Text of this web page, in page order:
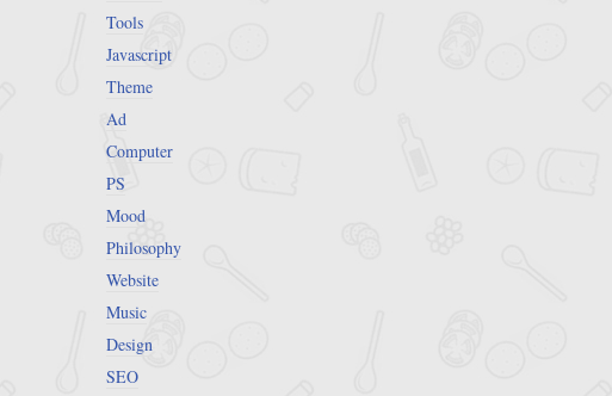
Tools
Javascript
Theme
Ad
Computer
PS
Mood
Philosophy
Website
Music
Design
SEO